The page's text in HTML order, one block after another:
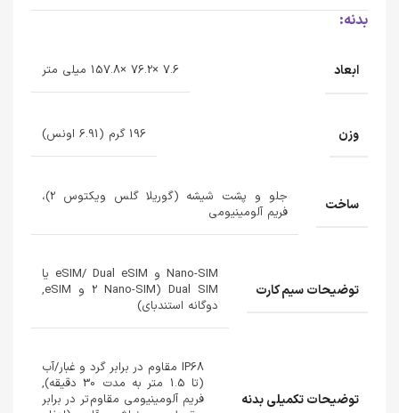
بدنه:
ابعاد 7.6 ×76.2 ×157.8 میلی متر
وزن 196 گرم (6.91 اونس)
ساخت
جلو و پشت شیشه (گوریلا گلس ویکتوس 2)،
فریم آلومینیومی
توضیحات سیم کارت
Nano-SIM و eSIM/ Dual eSIM یا
Dual SIM (2 Nano-SIM و eSIM,
دوگانه استندبای)
توضیحات تکمیلی بدنه
IP68 مقاوم در برابر گرد و غبار/آب
(تا 1.5 متر به مدت 30 دقیقه),
فریم آلومینیومی مقاوم‌تر در برابر